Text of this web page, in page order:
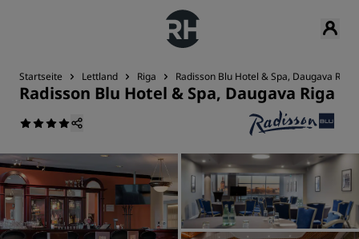
Startseite Lettland Riga Radisson Blu Hotel & Spa, Daugava Riga
Radisson Blu Hotel & Spa, Daugava Riga